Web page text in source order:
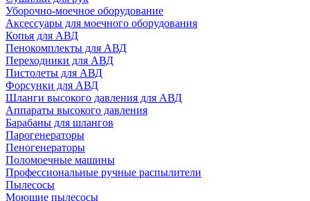
Уборочно-моечное оборудование
Аксессуары для моечного оборудования
Копья для АВД
Пенокомплекты для АВД
Переходники для АВД
Пистолеты для АВД
Форсунки для АВД
Шланги высокого давления для АВД
Аппараты высокого давления
Барабаны для шлангов
Парогенераторы
Пеногенераторы
Поломоечные машины
Профессиональные ручные распылители
Пылесосы
Моющие пылесосы